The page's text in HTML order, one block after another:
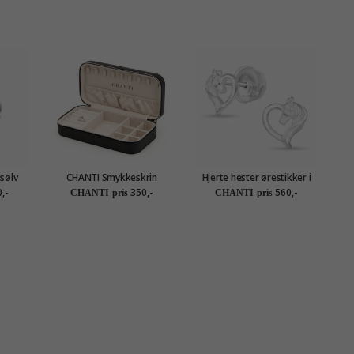
CHANTI Smykkeskrin
smykkeskrin i kunstskinn
CHANTI-pris 350,-
Hjerte hester ørestikker i
sølv - Little Ones
CHANTI-pris 560,-